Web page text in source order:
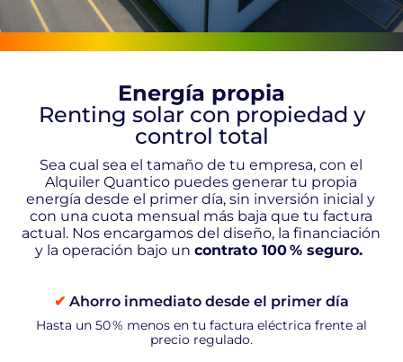
A 0
Euros
AEROTERMIA
TARIFAS
LUZ
PLAN
AMIGO
CONÓCENOS
Energía propia
Renting solar con propiedad y
control total
Sea cual sea el tamaño de tu empresa, con el
Alquiler Quantico puedes generar tu propia
energía desde el primer día, sin inversión inicial y
con una cuota mensual más baja que tu factura
actual. Nos encargamos del diseño, la financiación
y la operación bajo un contrato 100 % seguro.
✔ Ahorro inmediato desde el primer día
Hasta un 50 % menos en tu factura eléctrica frente al
precio regulado.